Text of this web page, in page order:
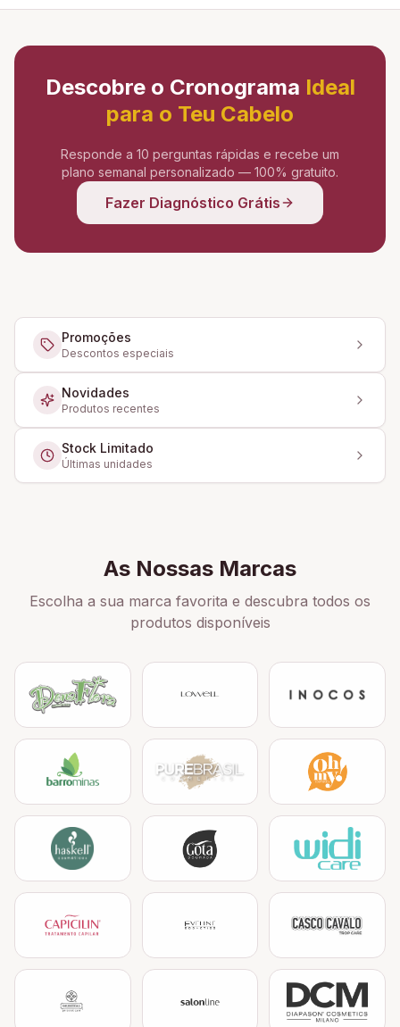
Descobre o Cronograma Ideal
para o Teu Cabelo
Responde a 10 perguntas rápidas e recebe um
plano semanal personalizado — 100% gratuito.
Fazer Diagnóstico Grátis
Promoções
Descontos especiais
Novidades
Produtos recentes
Stock Limitado
Últimas unidades
As Nossas Marcas
Escolha a sua marca favorita e descubra todos os
produtos disponíveis